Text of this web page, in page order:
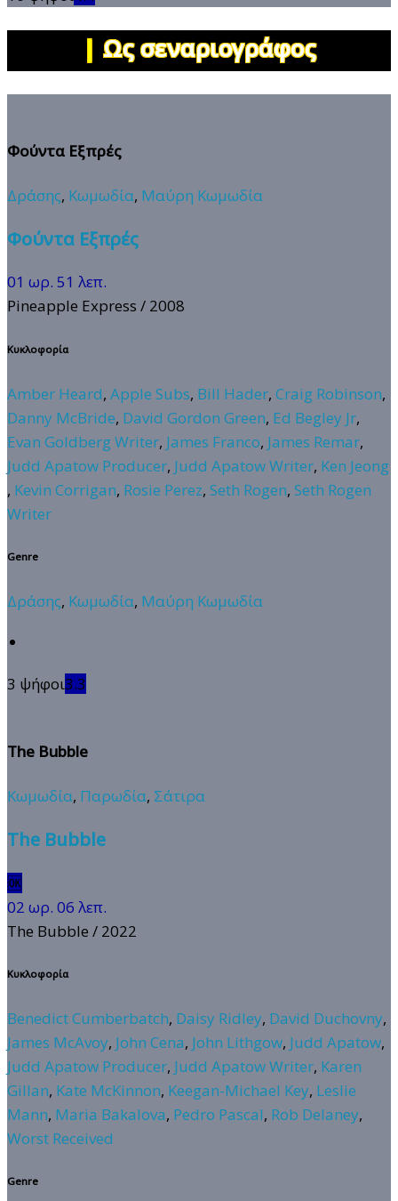
| Ως σεναριογράφος
Φούντα Εξπρές
Δράσης, Κωμωδία, Μαύρη Κωμωδία
Φούντα Εξπρές
01 ωρ. 51 λεπ.
Pineapple Express / 2008
Κυκλοφορία
Amber Heard, Apple Subs, Bill Hader, Craig Robinson,
Danny McBride, David Gordon Green, Ed Begley Jr,
Evan Goldberg Writer, James Franco, James Remar,
Judd Apatow Producer, Judd Apatow Writer, Ken Jeong
, Kevin Corrigan, Rosie Perez, Seth Rogen, Seth Rogen
Writer
Genre
Δράσης, Κωμωδία, Μαύρη Κωμωδία
3 ψήφοι3.3
The Bubble
Κωμωδία, Παρωδία, Σάτιρα
The Bubble
🆗
02 ωρ. 06 λεπ.
The Bubble / 2022
Κυκλοφορία
Benedict Cumberbatch, Daisy Ridley, David Duchovny,
James McAvoy, John Cena, John Lithgow, Judd Apatow,
Judd Apatow Producer, Judd Apatow Writer, Karen
Gillan, Kate McKinnon, Keegan-Michael Key, Leslie
Mann, Maria Bakalova, Pedro Pascal, Rob Delaney,
Worst Received
Genre